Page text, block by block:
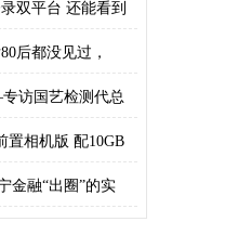
双平台 还能看到
后都没见过，
访国艺检测代总
置相机版 配10GB
金融“出圈”的实